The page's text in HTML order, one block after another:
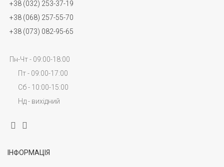
+38 (032) 253-37-19
+38 (068) 257-55-70
+38 (073) 082-95-65
Пн-Чт - 09:00-18:00
Пт - 09:00-17:00
Сб - 10:00-15:00
Нд - вихідний
ІНФОРМАЦІЯ